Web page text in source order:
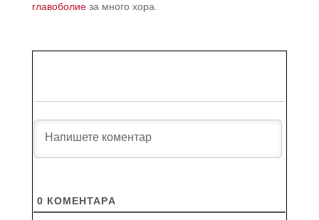
главоболиеза много хора.
0 КОМЕНТАРA